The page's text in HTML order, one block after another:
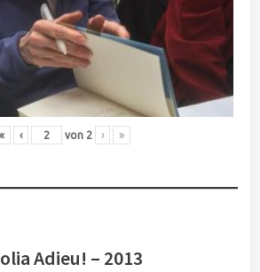
« ‹ von 2 › »
Adieu! – 2013